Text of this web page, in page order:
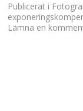
Publicerat i
Lämna en